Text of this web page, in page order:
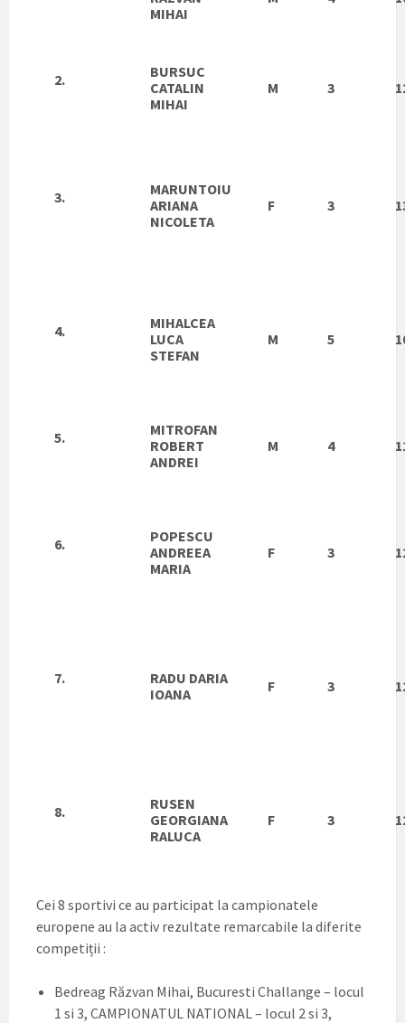
MIHAI
2.
BURSUC
CATALIN
MIHAI
M 3
3.
MARUNTOIU
ARIANA
NICOLETA
F 3
4.
MIHALCEA
LUCA
STEFAN
M 5
5.
MITROFAN
ROBERT
ANDREI
M 4
6.
POPESCU
ANDREEA
MARIA
F 3
7.
RADU DARIA
IOANA
F 3
8.
RUSEN
GEORGIANA
RALUCA
F 3
Cei 8 sportivi ce au participat la campionatele
europene au la activ rezultate remarcabile la diferite
competiții :
Bedreag Răzvan Mihai, Bucuresti Challange – locul
1 si 3, CAMPIONATUL NATIONAL – locul 2 si 3,